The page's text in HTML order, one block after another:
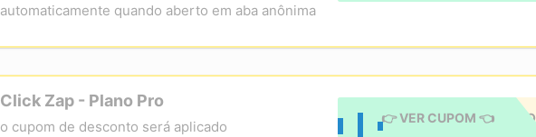
automaticamente quando aberto em aba anônima
Click Zap - Plano Pro
o cupom de desconto será aplicado
CUPOM APLICADO
👉 VER CUPOM 👈